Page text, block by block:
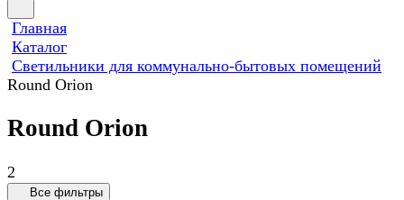
Главная
Каталог
Светильники для коммунально-бытовых помещений
Round Orion
Round Orion
2
Все фильтры